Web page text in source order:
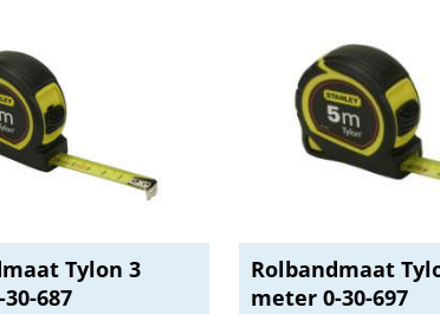
Tylon 3
687
Rolbandmaat
meter 0-30-697